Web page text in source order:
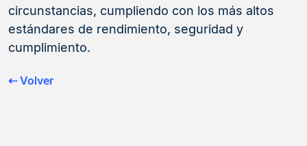
circunstancias, cumpliendo con los más altos
estándares de rendimiento, seguridad y
cumplimiento.
⇠ Volver